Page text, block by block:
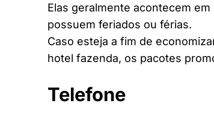
Elas geralmente acontecem
possuem feriados ou férias.
Caso esteja a fim de
hotel fazenda, os pacotes
Telefone